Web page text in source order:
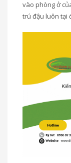
vào phòng ở
trú đậu luôn tại